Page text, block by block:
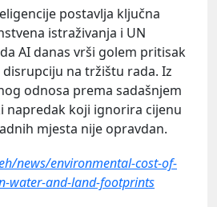
postavlja ključna
istraživanja i UN
AI danas vrši golem pritisak
na tržištu rada. Iz
odnosa prema sadašnjem
napredak koji ignorira cijenu
mjesta nije opravdan.
news/environmental-cost-of-
water-and-land-footprints